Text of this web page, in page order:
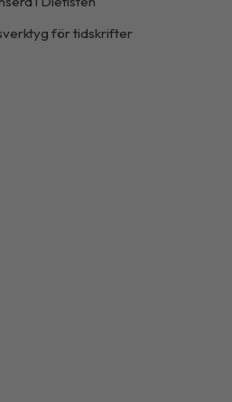
för tidskrifter